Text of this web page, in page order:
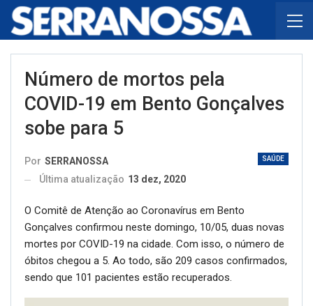
Número de mortos pela
COVID-19 em Bento Gonçalves
sobe para 5
SAÚDE
Por SERRANOSSA
Última atualização 13 dez, 2020
O Comitê de Atenção ao Coronavírus em Bento
Gonçalves confirmou neste domingo, 10/05, duas novas
mortes por COVID-19 na cidade. Com isso, o número de
óbitos chegou a 5. Ao todo, são 209 casos confirmados,
sendo que 101 pacientes estão recuperados.